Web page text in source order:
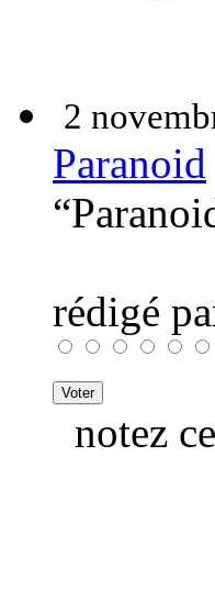
2
Paranoid
rédigé
notez